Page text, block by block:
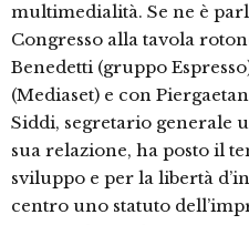
multimedialità. Se ne è
Congresso alla tavola
Benedetti (gruppo
(Mediaset) e con
Siddi, segretario generale
sua relazione, ha posto il
sviluppo e per la libertà
centro uno statuto